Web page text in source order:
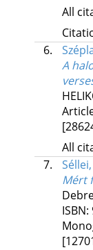
All
6.
A
All
7.
Mért
ISBN: